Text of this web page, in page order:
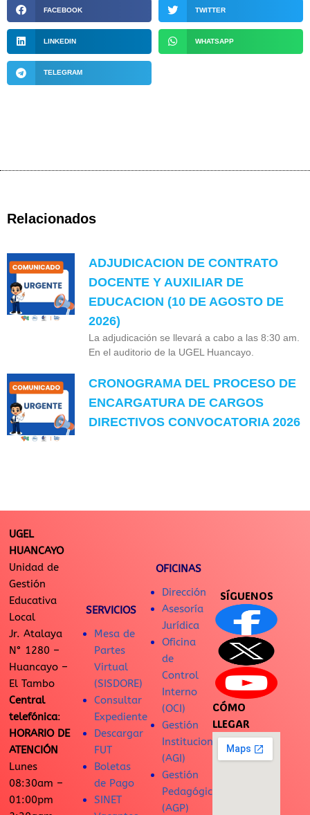
FACEBOOK TWITTER
LINKEDIN WHATSAPP
TELEGRAM
Relacionados
ADJUDICACION DE CONTRATO
DOCENTE Y AUXILIAR DE
EDUCACION (10 DE AGOSTO DE
2026)
La adjudicación se llevará a cabo a las 8:30 am.
En el auditorio de la UGEL Huancayo.
CRONOGRAMA DEL PROCESO DE
ENCARGATURA DE CARGOS
DIRECTIVOS CONVOCATORIA 2026
UGEL
HUANCAYO
Unidad de
Gestión
Educativa
Local
Jr. Atalaya
N° 1280 –
Huancayo –
El Tambo
Central
telefónica:
HORARIO DE
ATENCIÓN
Lunes
08:30am –
01:00pm
SERVICIOS
Mesa de
Partes
Virtual
(SISDORE)
Consultar
Expediente
Descargar
FUT
Boletas
de Pago
SINET
OFICINAS
Dirección
Asesoría
Jurídica
Oficina
de
Control
Interno
(OCI)
Gestión
Institucional
(AGI)
Gestión
Pedagógica
(AGP)
SÍGUENOS
CÓMO
LLEGAR